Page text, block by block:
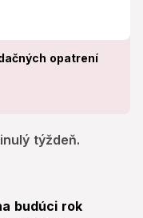
opatrení
týždeň.
budúci rok